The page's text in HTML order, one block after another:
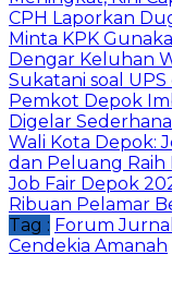
CPH Laporkan
Minta KPK
Dengar Keluhan
Sukatani soal
Pemkot Depok
Digelar
Wali Kota Depok:
dan Peluang Raih
Job Fair Depok
Ribuan Pelamar
Tag : Forum
Cendekia Amanah